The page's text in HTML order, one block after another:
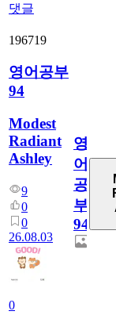
댓글
196719
영어공부
94
Modest
Radiant
Ashley
9
0
0
26.08.03
0
영
어
공
부
94